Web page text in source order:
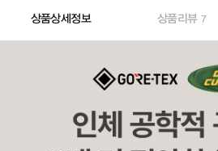
상품상세정보 상품리뷰 7